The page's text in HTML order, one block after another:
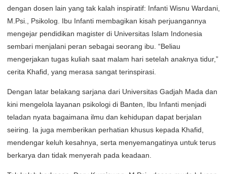
dengan dosen lain yang tak kalah inspiratif: Infanti Wisnu Wardani,
M.Psi., Psikolog. Ibu Infanti membagikan kisah perjuangannya
mengejar pendidikan magister di Universitas Islam Indonesia
sembari menjalani peran sebagai seorang ibu. “Beliau
mengerjakan tugas kuliah saat malam hari setelah anaknya tidur,”
cerita Khafid, yang merasa sangat terinspirasi.
Dengan latar belakang sarjana dari Universitas Gadjah Mada dan
kini mengelola layanan psikologi di Banten, Ibu Infanti menjadi
teladan nyata bagaimana ilmu dan kehidupan dapat berjalan
seiring. Ia juga memberikan perhatian khusus kepada Khafid,
mendengar keluh kesahnya, serta menyemangatinya untuk terus
berkarya dan tidak menyerah pada keadaan.